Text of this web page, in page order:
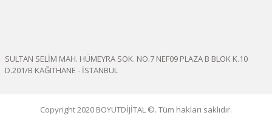
SULTAN SELİM MAH. HÜMEYRA SOK. NO.7 NEF09 PLAZA B BLOK K.10
D.201/B KAĞITHANE - İSTANBUL
Copyright 2020 BOYUTDİJİTAL ©. Tüm hakları saklıdır.